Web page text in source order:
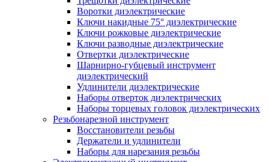
Воротки диэлектрические
Ключи накидные 75° диэлектрические
Ключи рожковые диэлектрические
Ключи разводные диэлектрические
Отвертки диэлектрические
Шарнирно-губцевый инструмент
диэлектрический
Удлинители диэлектрические
Наборы отверток диэлектрических
Наборы торцевых головок диэлектрических
Резьбонарезной инструмент
Восстановители резьбы
Держатели и удлинители
Наборы для нарезания резьбы